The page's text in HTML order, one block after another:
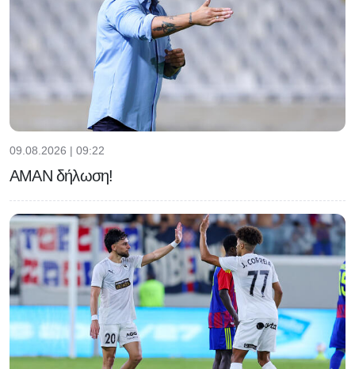
09.08.2026 | 09:22
ΑΜΑΝ δήλωση!